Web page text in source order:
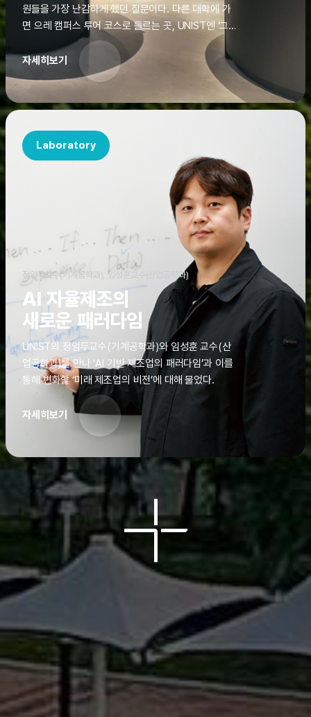
원들을 가장 난감하게 했던 질문이다. 다른 대학에 가
면 으레 캠퍼스 투어 코스로 들르는 곳, UNIST엔 ‘그
것’이 없었다. 학교 탐방을 왔던 고등학생도, 자녀를 방
문하러 온 학부모도 빈손으로 돌려보내야 했던 아쉬움
을 달래줄 공간이 ‘유니크 스토어(UNIQUE
STORE)’라는 이름으로 지난해 11월 문을 열었다.
자세히보기
Laboratory
정임두교수(기계공학과), 임성훈교수(산업공학과)
AI 자율제조의
새로운 패러다임
UNIST의 정임두교수(기계공학과)와 임성훈 교수(산
업공학과)를 만나 ‘AI 기반 제조업의 패러다임’과 이를
통해 변화할 ‘미래 제조업의 비전’에 대해 물었다.
자세히보기